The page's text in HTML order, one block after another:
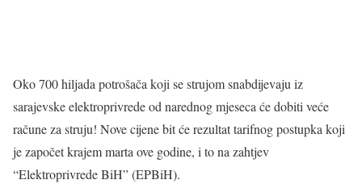
Oko 700 hiljada potrošača koji se strujom snabdijevaju iz
sarajevske elektroprivrede od narednog mjeseca će dobiti veće
račune za struju! Nove cijene bit će rezultat tarifnog postupka koji
je započet krajem marta ove godine, i to na zahtjev
“Elektroprivrede BiH” (EPBiH).